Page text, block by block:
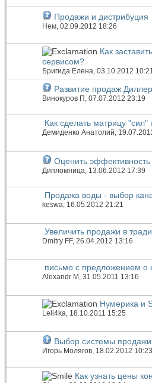
Продажи и дистрибуция
Нем, 02.09.2012 18:26
Как
сервисом?
Бригида Елена , 03.10.2012 10:21
Развитие продаж
Винокуров П , 07.07.2012 23:19
Как сделать матрицу
Демиденко Анатолий,
Оценить
Дипломница, 13.06.2012 17:39
Продажа воды - выбор
keswa, 16.05.2012 21:21
Увеличить продажи в
Dmitry FF, 26.04.2012 13:16
письмо с предложением о
Alexandr M , 31.05.2011 13:16
Нумерика и
Leli4ka, 18.10.2011 15:25
Выбор системы продажи
Игорь Молягов, 18.02.2012 10:23
Как узнать цены